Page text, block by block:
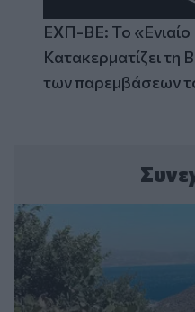
ΕΧΠ-ΒΕ: Το «Ενιαίο
Κατακερματίζει τη
των παρεμβάσεων